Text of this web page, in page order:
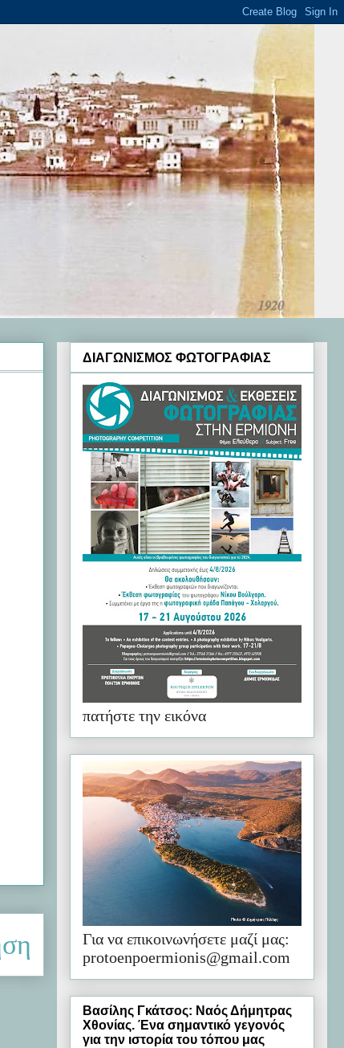
ΔΙΑΓΩΝΙΣΜΟΣ ΦΩΤΟΓΡΑΦΙΑΣ
πατήστε την εικόνα
Για να επικοινωνήσετε μαζί μας:
protoenpoermionis@gmail.com
Βασίλης Γκάτσος: Ναός Δήμητρας
Χθονίας. Ένα σημαντικό γεγονός
για την ιστορία του τόπου μας